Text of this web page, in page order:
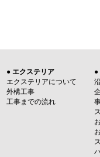
● エクステリア
エクステリアについて
外構工事
工事までの流れ
●